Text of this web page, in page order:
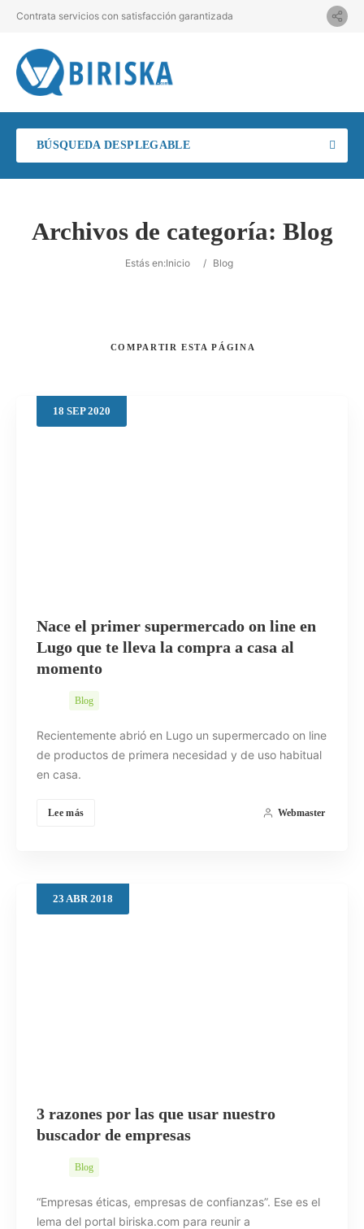
Contrata servicios con satisfacción garantizada
BÚSQUEDA DESPLEGABLE
Archivos de categoría: Blog
Estás en:Inicio / Blog
COMPARTIR ESTA PÁGINA
18 SEP2020
Nace el primer supermercado on line en
Lugo que te lleva la compra a casa al
momento
Blog
Recientemente abrió en Lugo un supermercado on line
de productos de primera necesidad y de uso habitual
en casa.
Lee más Webmaster
23 ABR 2018
3 razones por las que usar nuestro
buscador de empresas
Blog
“Empresas éticas, empresas de confianzas”. Ese es el
lema del portal biriska.com para reunir a